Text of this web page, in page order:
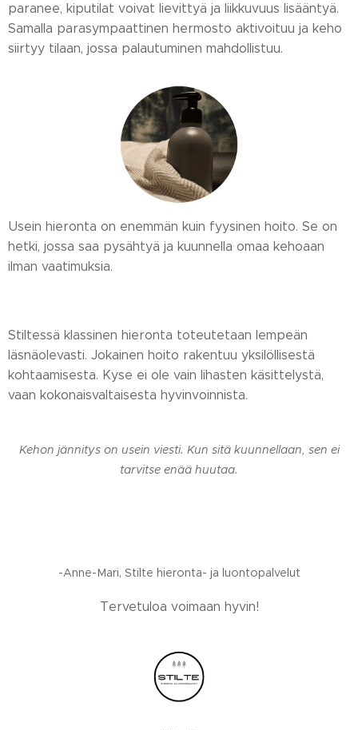
paranee, kiputilat voivat lievittyä ja liikkuvuus lisääntyä.
Samalla parasympaattinen hermosto aktivoituu ja keho
siirtyy tilaan, jossa palautuminen mahdollistuu.
Usein hieronta on enemmän kuin fyysinen hoito. Se on
hetki, jossa saa pysähtyä ja kuunnella omaa kehoaan
ilman vaatimuksia.
Stiltessä klassinen hieronta toteutetaan lempeän
läsnäolevasti. Jokainen hoito rakentuu yksilöllisestä
kohtaamisesta. Kyse ei ole vain lihasten käsittelystä,
vaan kokonaisvaltaisesta hyvinvoinnista.
Kehon jännitys on usein viesti. Kun sitä kuunnellaan, sen ei
tarvitse enää huutaa.
-Anne-Mari, Stilte hieronta- ja luontopalvelut
Tervetuloa voimaan hyvin!